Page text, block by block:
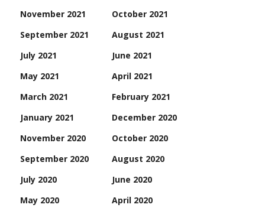
November 2021
October 2021
September 2021
August 2021
July 2021
June 2021
May 2021
April 2021
March 2021
February 2021
January 2021
December 2020
November 2020
October 2020
September 2020
August 2020
July 2020
June 2020
May 2020
April 2020